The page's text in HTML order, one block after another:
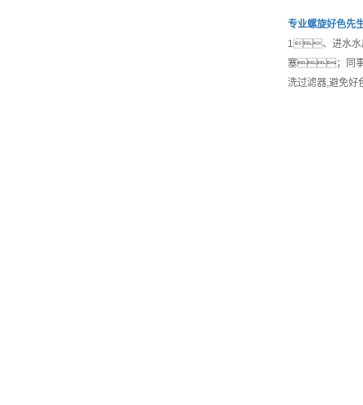
专业螺旋好色先
1、进水水
塞；同事
洗过滤器,避免好